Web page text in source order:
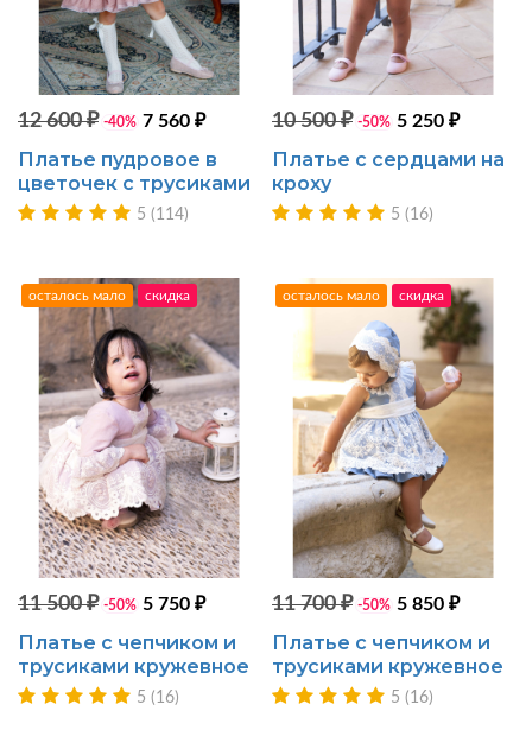
12 600 ₽ -40% 7 560 ₽
Платье пудровое в
цветочек с трусиками
5 (114)
10 500 ₽ -50% 5 250 ₽
Платье с сердцами на
кроху
5 (16)
осталось мало скидка
11 500 ₽ -50% 5 750 ₽
Платье с чепчиком и
трусиками кружевное
5 (16)
осталось мало скидка
11 700 ₽ -50% 5 850 ₽
Платье с чепчиком и
трусиками кружевное
5 (16)